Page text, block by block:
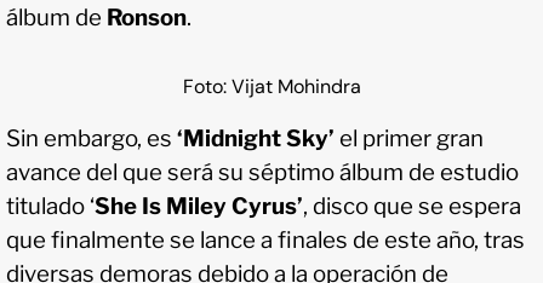
álbum de Ronson.
Foto: Vijat Mohindra
Sin embargo, es ‘Midnight Sky’ el primer gran
avance del que será su séptimo álbum de estudio
titulado ‘She Is Miley Cyrus’, disco que se espera
que finalmente se lance a finales de este año, tras
diversas demoras debido a la operación de